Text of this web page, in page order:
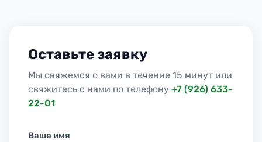
Оставьте заявку
Мы свяжемся с вами в течение 15 минут или
свяжитесь с нами по телефону +7 (926) 633-
22-01
Ваше имя